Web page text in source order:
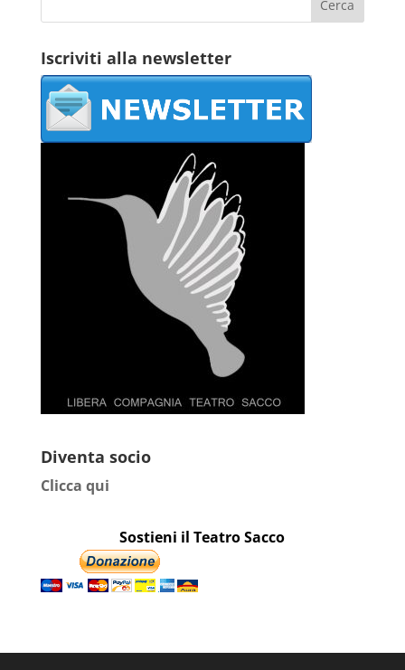
Iscriviti alla newsletter
Diventa socio
Clicca qui
Sostieni il Teatro Sacco